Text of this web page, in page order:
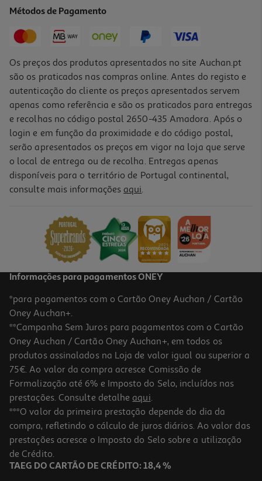
12,90 € PVP de editor
-10%
Livro No Restaurante: Livro De Atividades: De Quarto Group
PVP de editor
-33%
Livro Miraculous: As Aventuras De Ladybug: Escreve Tu Esta
História
8.97 €/un
14,95 € PVP de editor
8,97 €
Promoção
Métodos de Pagamento
Os preços dos produtos apresentados no site Auchan.pt
são os praticados nas compras online. Antes do registo e
autenticação do cliente os preços apresentados servem
apenas como referência e são os praticados para entregas
e recolhas no código postal 2650-435 Amadora. Após o
login e em função da proximidade e do código postal,
serão apresentados os preços em vigor na loja que serve
o local de entrega ou de recolha. Entregas apenas
disponíveis para o território de Portugal continental,
consulte mais informações aqui.
Informações para pagamentos ONEY
*para pagamentos com o Cartão Oney Auchan / Cartão
Oney Auchan+.
**Campanha Sem Juros para pagamentos com o Cartão
Oney Auchan / Cartão Oney Auchan+, em todos os
produtos assinalados na Loja de valor igual ou superior a
75€. Ao valor da compra acresce Comissão de
Formalização até 6% e Imposto do Selo, incluídos nas
prestações. Consulte detalhe aqui.
***O valor da primeira prestação depende do dia da
compra, refletindo o cálculo de juros diários. Ao valor das
prestações acresce o Imposto do Selo sobre a utilização
de Crédito.
TAEG DO CARTÃO DE CRÉDITO: 18,4 %